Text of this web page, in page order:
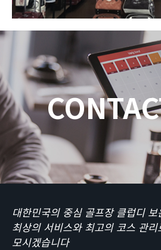
대한민국의 중심 골프장 클럽디 보
최상의 서비스와 최고의 코스 관
모시겠습니다